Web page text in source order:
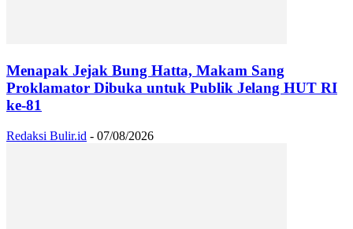
Menapak Jejak Bung Hatta, Makam Sang
Proklamator Dibuka untuk Publik Jelang HUT RI
ke-81
Redaksi Bulir.id - 07/08/2026